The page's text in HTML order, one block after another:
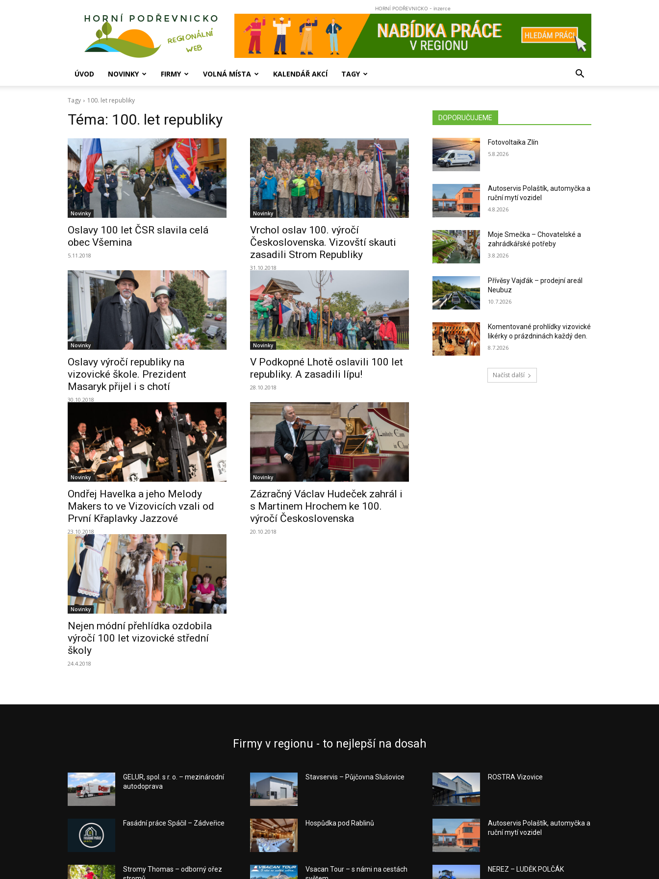
Horní
HORNÍ PODŘEVNICKO - inzerce
ÚVOD NOVINKY FIRMY VOLNÁ MÍSTA KALENDÁŘ AKCÍ TAGY
Tagy 100. let republiky
Téma: 100. let republiky
Novinky
Oslavy 100 let ČSR slavila celá
obec Všemina
5.11.2018
Novinky
Vrchol oslav 100. výročí
Československa. Vizovští skauti
zasadili Strom Republiky
31.10.2018
Novinky
Oslavy výročí republiky na
vizovické škole. Prezident
Masaryk přijel i s chotí
30.10.2018
Novinky
V Podkopné Lhotě oslavili 100 let
republiky. A zasadili lípu!
28.10.2018
Novinky
Ondřej Havelka a jeho Melody
Makers to ve Vizovicích vzali od
První Křaplavky Jazzové
23.10.2018
Novinky
Zázračný Václav Hudeček zahrál i
s Martinem Hrochem ke 100.
výročí Československa
20.10.2018
Novinky
Nejen módní přehlídka ozdobila
výročí 100 let vizovické střední
školy
24.4.2018
DOPORUČUJEME
Fotovoltaika Zlín
5.8.2026
Autoservis Polaštík, automyčka a
ruční mytí vozidel
4.8.2026
Moje Smečka – Chovatelské a
zahrádkářské potřeby
3.8.2026
Přívěsy Vajďák – prodejní areál
Neubuz
10.7.2026
Komentované prohlídky vizovické
likérky o prázdninách každý den.
8.7.2026
Načíst další
Firmy v regionu - to nejlepší na dosah
GELUR, spol. s r. o. – mezinárodní
autodoprava
Fasádní práce Spáčil – Zádveřice
Stromy Thomas – odborný ořez
Stavservis – Půjčovna Slušovice
Hospůdka pod Rablinů
Vsacan Tour – s námi na cestách
ROSTRA Vizovice
Autoservis Polaštík, automyčka a
ruční mytí vozidel
NEREZ – LUDĚK POLČÁK